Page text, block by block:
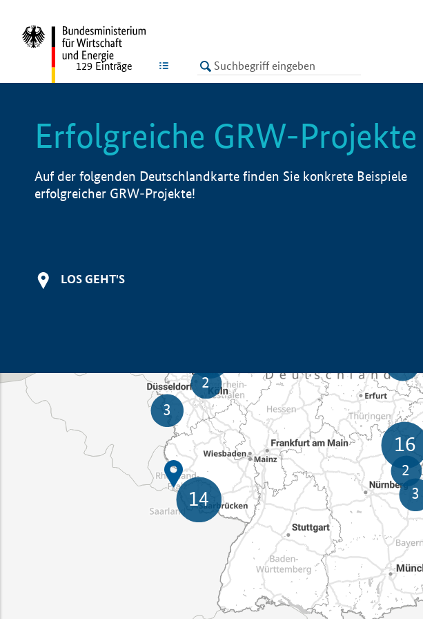
LISTE
129 Einträge
Erfolgreiche GRW-Projekte
Auf der folgenden Deutschlandkarte finden Sie konkrete Beispiele
erfolgreicher GRW-Projekte!
LOS GEHT'S